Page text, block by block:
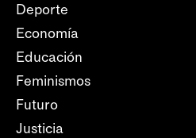
Deporte
Economía
Educación
Feminismos
Futuro
Justicia